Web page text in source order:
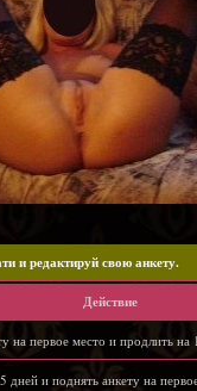
и редактируй свою анкету.
Действие
на первое место и продлить на
дней и поднять анкету на